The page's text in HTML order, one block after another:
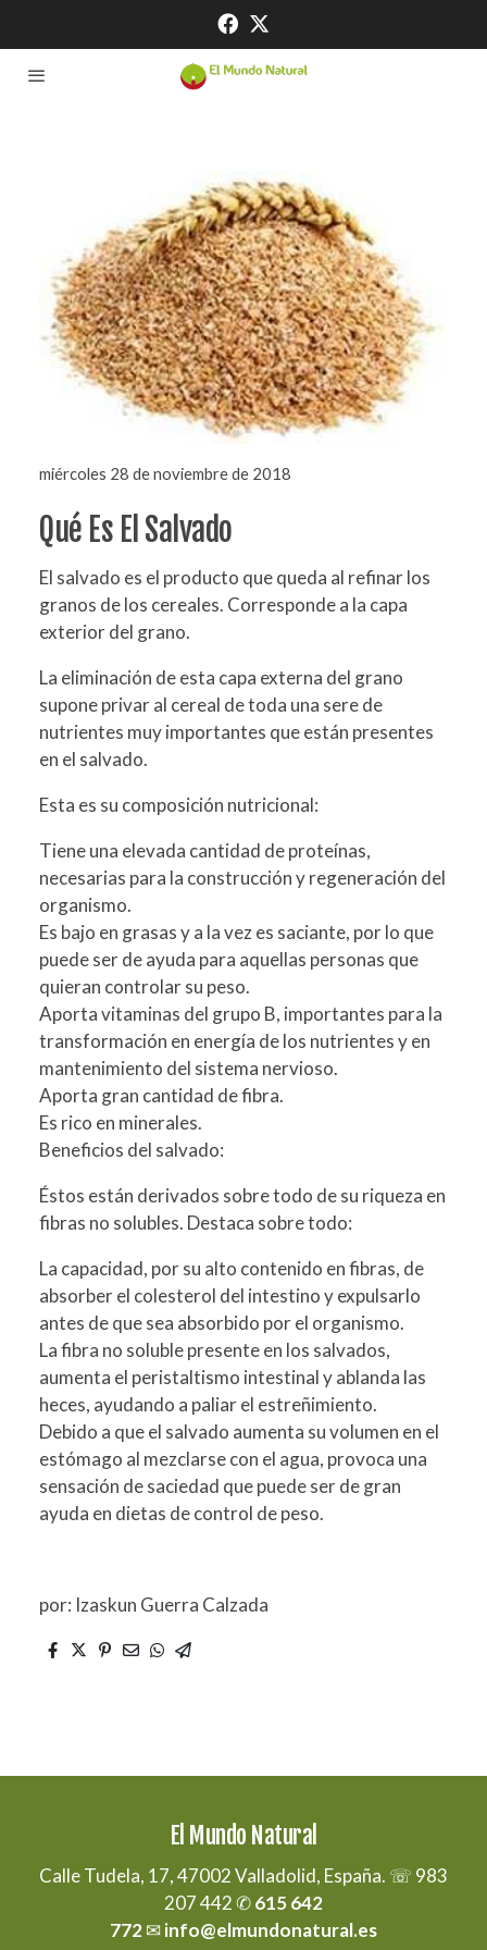
miércoles 28 de noviembre de 2018
Qué Es El Salvado
El salvado es el producto que queda al refinar los
granos de los cereales. Corresponde a la capa
exterior del grano.
La eliminación de esta capa externa del grano
supone privar al cereal de toda una sere de
nutrientes muy importantes que están presentes
en el salvado.
Esta es su composición nutricional:
Tiene una elevada cantidad de proteínas,
necesarias para la construcción y regeneración del
organismo.
Es bajo en grasas y a la vez es saciante, por lo que
puede ser de ayuda para aquellas personas que
quieran controlar su peso.
Aporta vitaminas del grupo B, importantes para la
transformación en energía de los nutrientes y en
mantenimiento del sistema nervioso.
Aporta gran cantidad de fibra.
Es rico en minerales.
Beneficios del salvado:
Éstos están derivados sobre todo de su riqueza en
fibras no solubles. Destaca sobre todo:
La capacidad, por su alto contenido en fibras, de
absorber el colesterol del intestino y expulsarlo
antes de que sea absorbido por el organismo.
La fibra no soluble presente en los salvados,
aumenta el peristaltismo intestinal y ablanda las
heces, ayudando a paliar el estreñimiento.
Debido a que el salvado aumenta su volumen en el
estómago al mezclarse con el agua, provoca una
sensación de saciedad que puede ser de gran
ayuda en dietas de control de peso.
por: Izaskun Guerra Calzada
El Mundo Natural
Calle Tudela, 17, 47002 Valladolid, España. ☏ 983
207 442 ✆615 642
772✉info@elmundonatural.es